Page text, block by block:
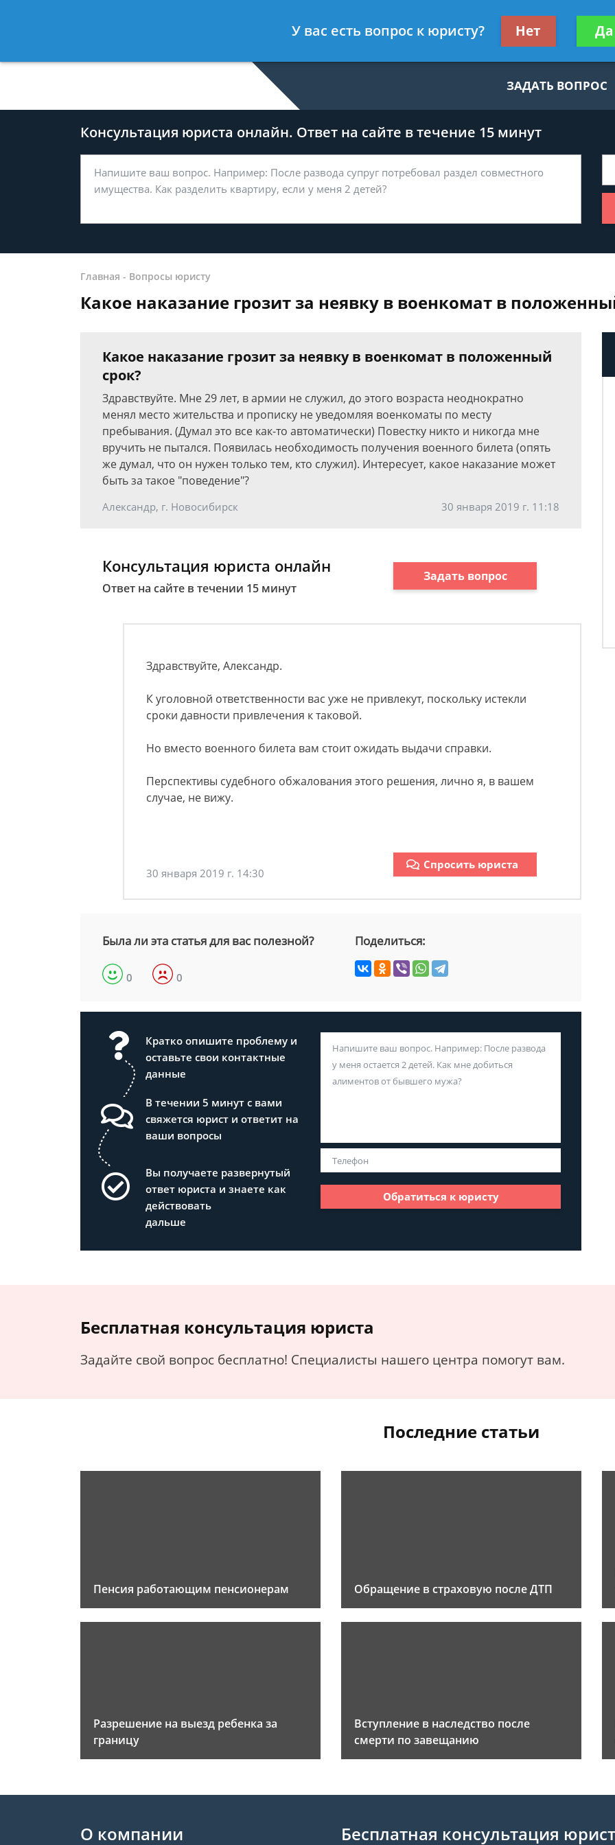
- Юрист по гражданскому праву
Получите
ЗАДАТЬ ВОПРОС
Консультация юриста онлайн. Ответ на сайте в течение 15 минут
Главная - Вопросы юристу
Какое наказание грозит за неявку в военкомат в
Какое наказание грозит за неявку в военкомат в положенный
срок?
Здравствуйте. Мне 29 лет, в армии не служил, до этого возраста неоднократно
менял место жительства и прописку не уведомляя военкоматы по месту
пребывания. (Думал это все как-то автоматически) Повестку никто и никогда мне
вручить не пытался. Появилась необходимость получения военного билета (опять
же думал, что он нужен только тем, кто служил). Интересует, какое наказание может
быть за такое "поведение"?
Александр, г. Новосибирск 30 января 2019 г. 11:18
Консультация юриста онлайн
Ответ на сайте в течении 15 минут
Задать вопрос
Здравствуйте, Александр.
К уголовной ответственности вас уже не привлекут, поскольку истекли
сроки давности привлечения к таковой.
Но вместо военного билета вам стоит ожидать выдачи справки.
Перспективы судебного обжалования этого решения, лично я, в вашем
случае, не вижу.
30 января 2019 г. 14:30
Спросить юриста
Была ли эта статья для вас полезной?
0 0
Поделиться:
Кратко опишите проблему и
оставьте свои контактные
данные
В течении 5 минут с вами
свяжется юрист и ответит на
ваши вопросы
Вы получаете развернутый
ответ юриста и знаете как
действовать
дальше
Обратиться к юристу
Бесплатная консультация юриста
Задайте свой вопрос бесплатно! Специалисты нашего центра помогут вам.
Последние статьи
Пенсия работающим пенсионерам Обращение в страховую после ДТП
Разрешение на выезд ребенка за
границу
Вступление в наследство после
смерти по завещанию
О компании Бесплатная консультация
У вас есть вопрос к юристу? Нет Да